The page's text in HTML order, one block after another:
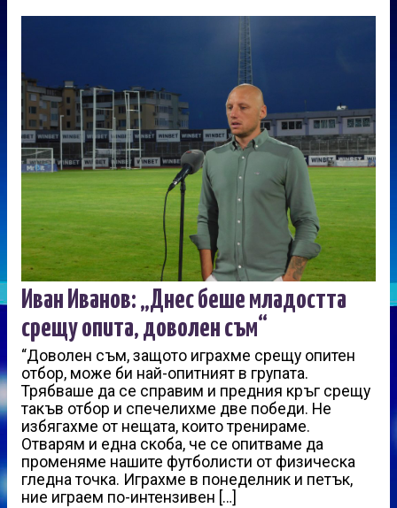
Иван Иванов: „Днес беше младостта
срещу опита, доволен съм“
“Доволен съм, защото играхме срещу опитен
отбор, може би най-опитният в групата.
Трябваше да се справим и предния кръг срещу
такъв отбор и спечелихме две победи. Не
избягахме от нещата, които тренираме.
Отварям и една скоба, че се опитваме да
променяме нашите футболисти от физическа
гледна точка. Играхме в понеделник и петък,
ние играем по-интензивен […]